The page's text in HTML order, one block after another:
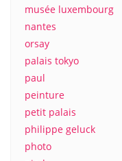
musée luxembourg
nantes
orsay
palais tokyo
paul
peinture
petit palais
philippe geluck
photo